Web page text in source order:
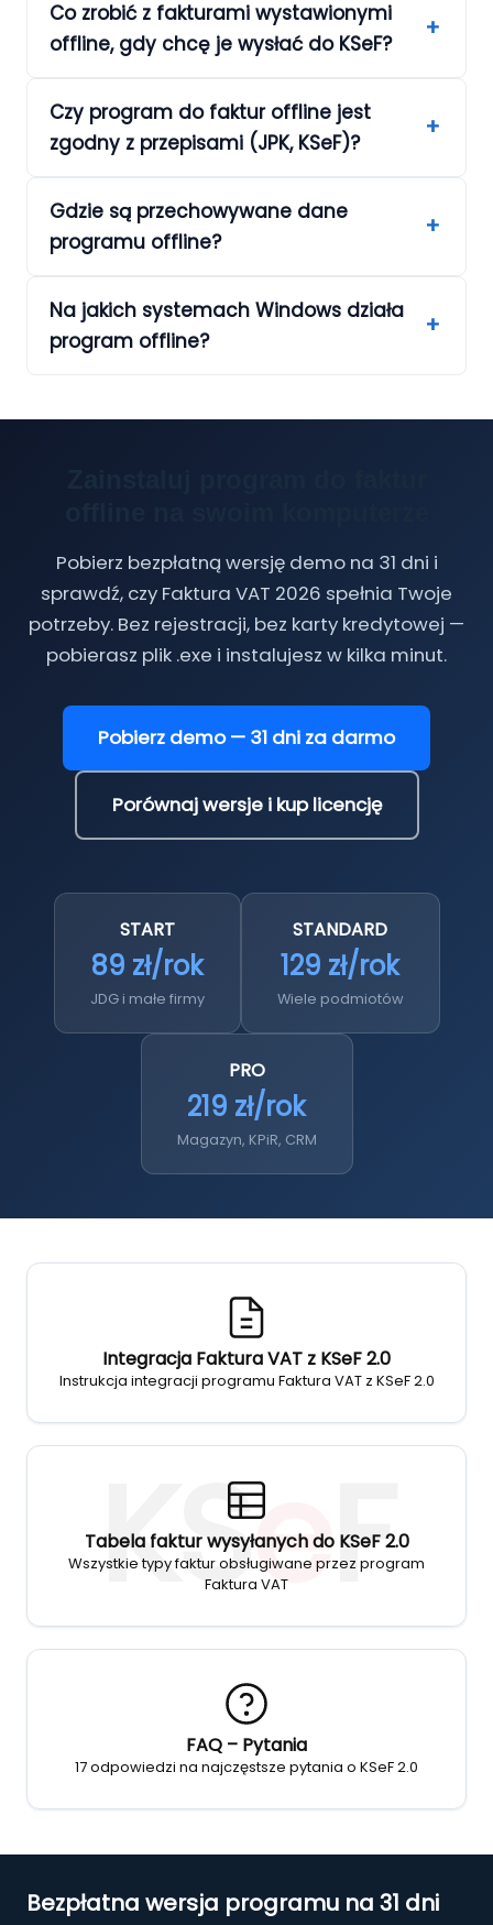
Co zrobić z fakturami wystawionymi
offline, gdy chcę je wysłać do KSeF?
Czy program do faktur offline jest
zgodny z przepisami (JPK, KSeF)?
Gdzie są przechowywane dane
programu offline?
Na jakich systemach Windows działa
program offline?
Pobierz bezpłatną wersję demo na 31 dni i
sprawdź, czy Faktura VAT 2026 spełnia Twoje
potrzeby. Bez rejestracji, bez karty kredytowej —
pobierasz plik .exe i instalujesz w kilka minut.
Pobierz demo — 31 dni za darmo
Porównaj wersje i kup licencję
START
89 zł/rok
JDG i małe firmy
STANDARD
129 zł/rok
Wiele podmiotów
PRO
219 zł/rok
Magazyn, KPiR, CRM
KSeF
Integracja Faktura VAT z KSeF 2.0
Instrukcja integracji programu Faktura VAT z KSeF 2.0
Tabela faktur wysyłanych do KSeF 2.0
Wszystkie typy faktur obsługiwane przez program
Faktura VAT
FAQ – Pytania
17 odpowiedzi na najczęstsze pytania o KSeF 2.0
Bezpłatna wersja programu na 31 dni